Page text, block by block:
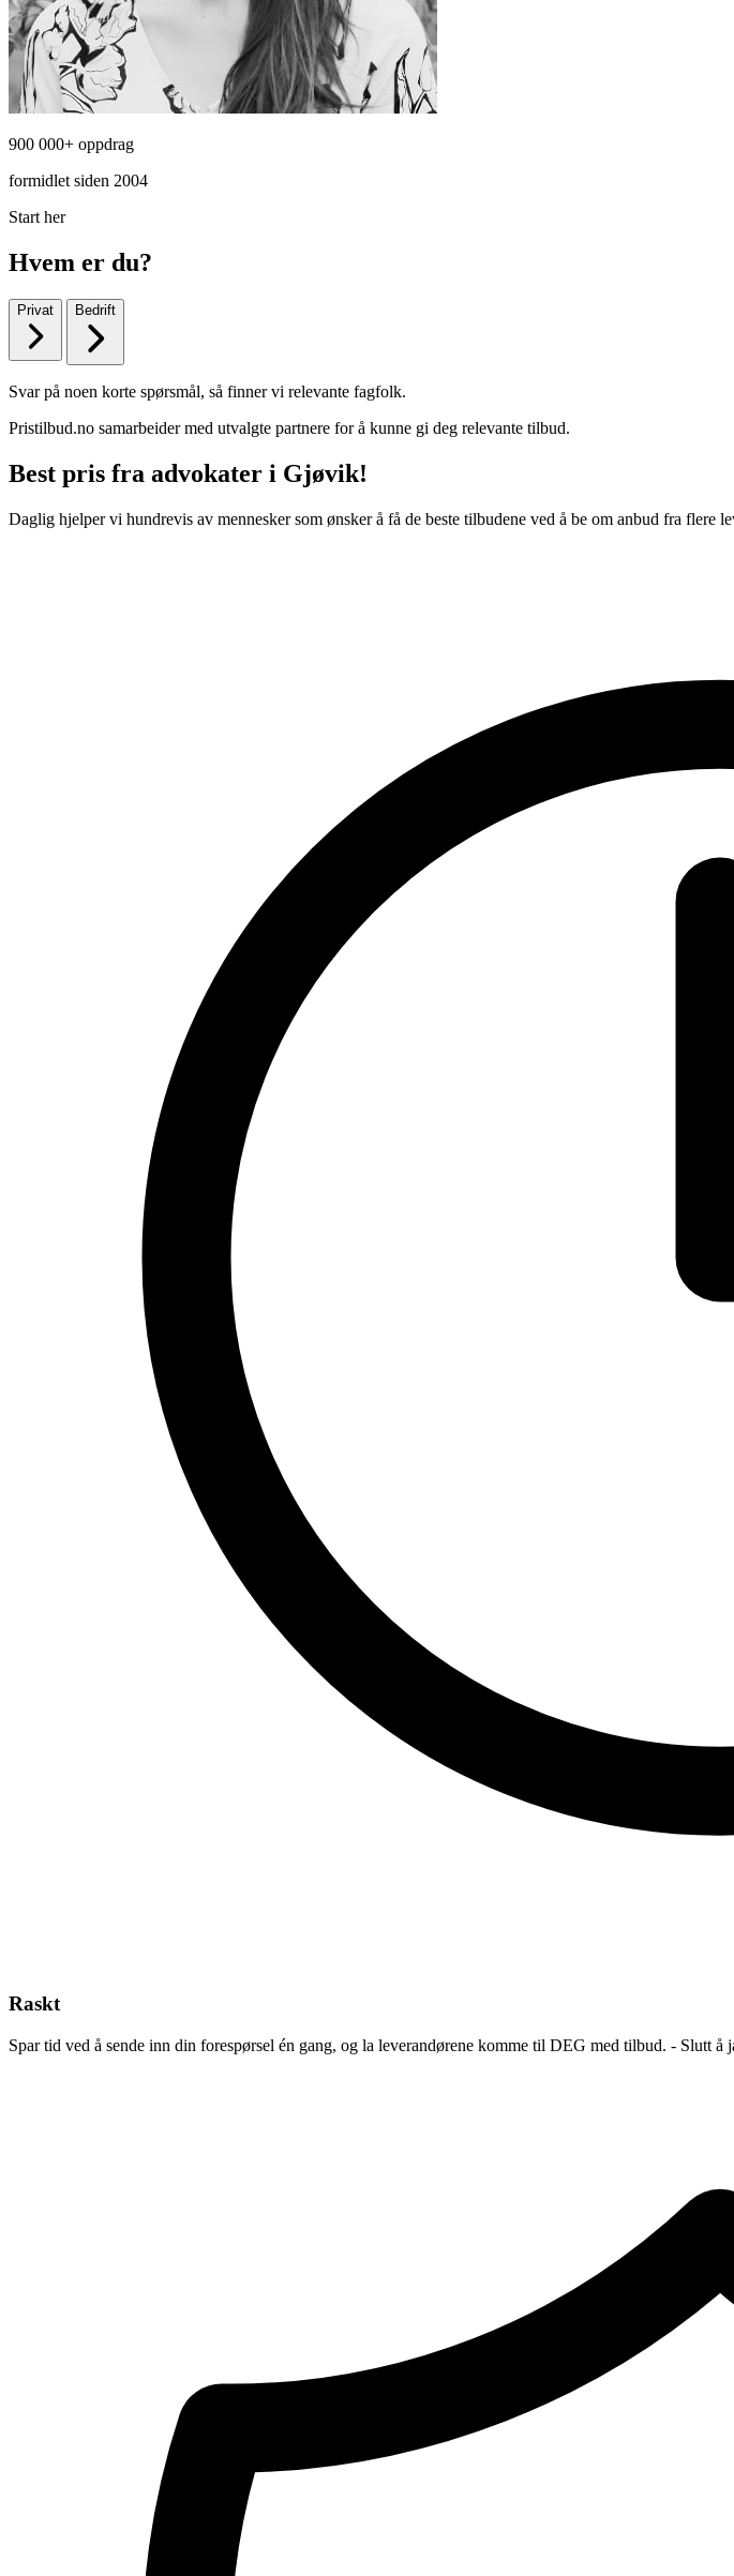
900 000+ oppdrag
formidlet siden 2004
Start her
Hvem er du?
Privat Bedrift
Svar på noen korte spørsmål, så finner vi relevante fagfolk.
Pristilbud.no samarbeider med utvalgte partnere for å kunne gi deg relevante tilbud.
Best pris fra advokater i Gjøvik!
Daglig hjelper vi hundrevis av mennesker som ønsker å få de beste tilbudene ved å be om anbud fra flere
Raskt
Spar tid ved å sende inn din forespørsel én gang, og la leverandørene komme til DEG med tilbud. - Slutt å